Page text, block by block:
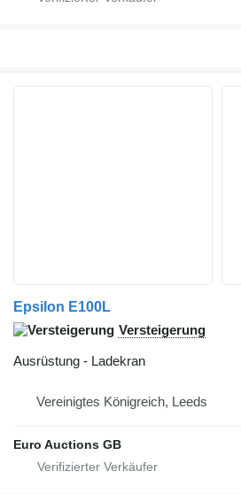
Epsilon E100L
Versteigerung
Ausrüstung - Ladekran
Vereinigtes Königreich, Leeds
Euro Auctions GB